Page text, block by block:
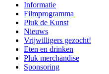
Informatie
Filmprogramma
Pluk de Kunst
Nieuws
Vrijwilligers gezocht!
Eten en drinken
Pluk merchandise
Sponsoring